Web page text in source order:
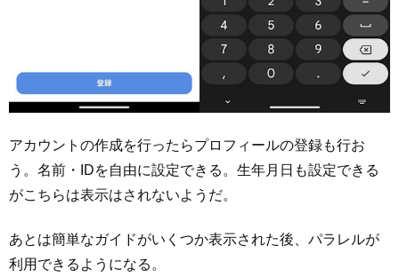
アカウントの作成を行ったらプロフィールの登録も行お
う。名前・IDを自由に設定できる。生年月日も設定できる
がこちらは表示はされないようだ。
あとは簡単なガイドがいくつか表示された後、パラレルが
利用できるようになる。